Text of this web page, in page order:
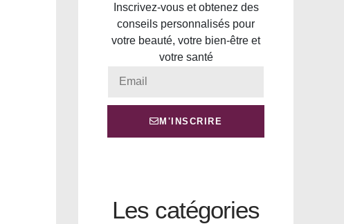
Inscrivez-vous et obtenez des
conseils personnalisés pour
votre beauté, votre bien-être et
votre santé
M'INSCRIRE
Les catégories